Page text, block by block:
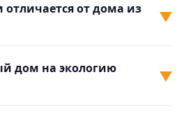
от дома из
▼
дом на экологию
▼